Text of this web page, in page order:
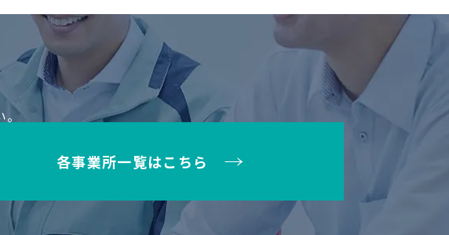
。
各事業所一覧はこちら